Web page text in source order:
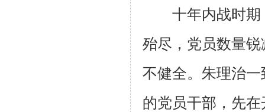
十年内战时期
殆尽，党员数量
不健全。朱理治
的党员干部，先